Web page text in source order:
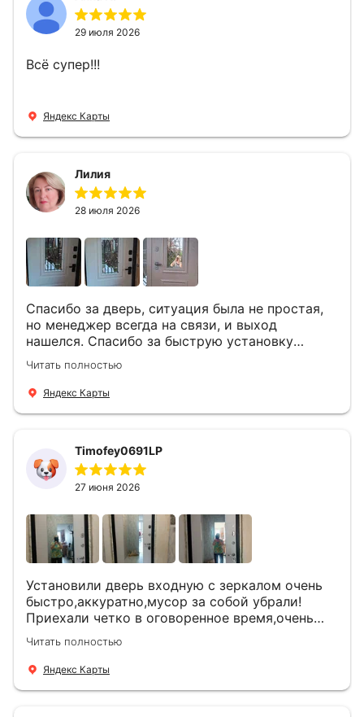
29 июля 2026
Всё супер!!!
Яндекс Карты
Лилия
28 июля 2026
Спасибо за дверь, ситуация была не простая,
но менеджер всегда на связи, и выход
нашелся. Спасибо за быструю установку
Роману, один и привёз, и установил. Надеюсь,
что дверь нам долго послужит
Читать полностью
Яндекс Карты
Timofey0691LP
27 июня 2026
Установили дверь входную с зеркалом очень
быстро,аккуратно,мусор за собой убрали!
Приехали четко в оговоренное время,очень
вежливые,деликатные рабочие .Все
понравилось и дверь ,и работа и цена!
Читать полностью
Яндекс Карты